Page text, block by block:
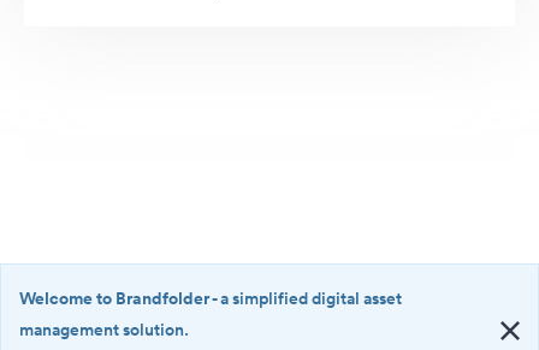
Welcome to Brandfolder- a simplified digital asset
management solution.